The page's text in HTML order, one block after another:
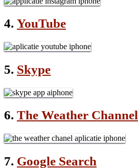
4. YouTube
5. Skype
6. The Weather Channel
7. Google Search